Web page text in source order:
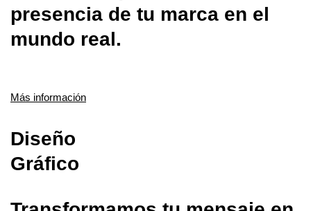
presencia de tu marca en el
mundo real.
Más información
Diseño
Gráfico